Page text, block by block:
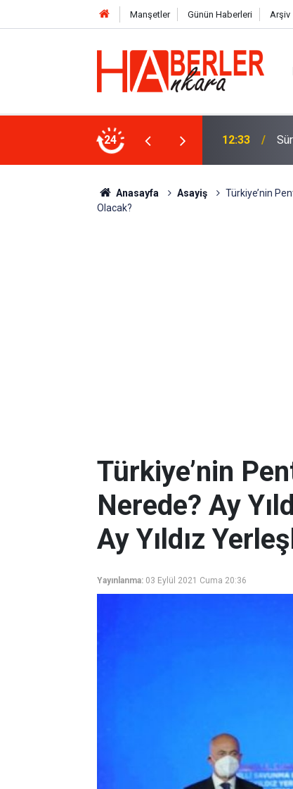
Manşetler Günün Haberleri Arşiv
24
2026! Bayram Primi, Erzak Yardımı ve
12:33
Anasayfa Asayiş
Türkiye’nin
Olacak?
Türkiye’nin
Nerede? Ay
Ay Yıldız
Yayınlanma: 03 Eylül 2021 Cuma 20:36